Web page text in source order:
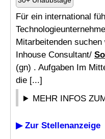
Für ein international
Mitarbeitenden
Inhouse Consultant/
(gn) . Aufgaben Im
die [...]
MEHR INFOS
▶ Zur Stellenanzeige